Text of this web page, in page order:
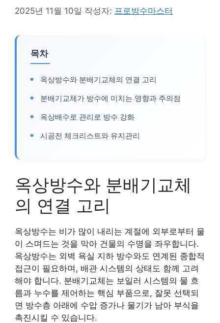
2025년 11월 10일 작성자: 프로방수마스터
목차
옥상방수와 분배기교체의 연결 고리
분배기교체가 방수에 미치는 영향과 주의점
옥상배수로 관리로 방수 강화
시공전 체크리스트와 유지관리
옥상방수와 분배기교체
의 연결 고리
옥상방수는 비가 많이 내리는 계절에 외부로부터 물
이 스며드는 것을 막아 건물의 수명을 좌우합니다.
옥상방수는 외벽 욕실 지하 방수와도 연계된 종합적
접근이 필요하며, 배관 시스템의 상태도 함께 고려
해야 합니다. 분배기교체는 보일러 시스템의 물 흐
름과 누수를 제어하는 핵심 부품으로, 잘못 선택되
면 방수층 아래에 수압 증가나 물기가 남아 부식을
촉진시킬 수 있습니다.